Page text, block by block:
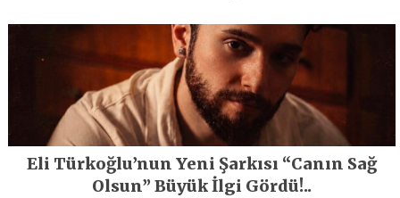
Eli Türkoğlu’nun Yeni Şarkısı “Canın Sağ
Olsun” Büyük İlgi Gördü!..